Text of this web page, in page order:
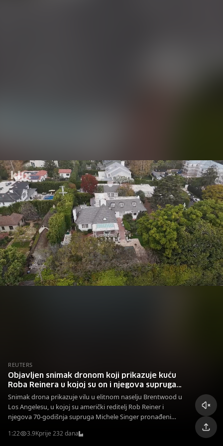
REUTERS
Objavljen snimak dronom koji prikazuje kuću
Roba Reinera u kojoj su on i njegova supruga
pronađeni mrtvi
Snimak drona prikazuje vilu u elitnom naselju Brentwood u
Los Angelesu, u kojoj su američki reditelj Rob Reiner i
njegova 70-godišnja supruga Michele Singer pronađeni
1:22 3.9Kprije 232 dana